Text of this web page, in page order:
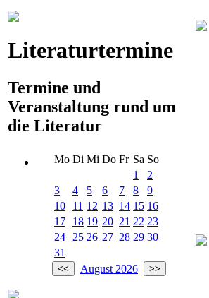
Literaturtermine
Termine und
Veranstaltung rund um
die Literatur
Mo Di Mi Do Fr Sa So
1
2
3
4 5 6 7 8
9
10
11 12 13 14 15 16
17
18 19 20 21 22 23
24
25 26 27 28 29 30
31
August 2026